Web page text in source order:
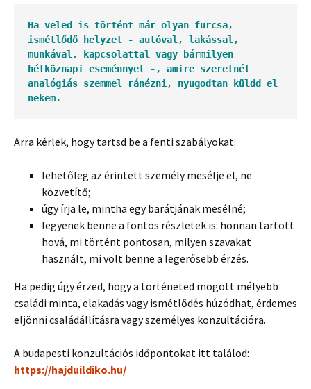
Ha veled is történt már olyan furcsa,
ismétlődő helyzet - autóval, lakással,
munkával, kapcsolattal vagy bármilyen
hétköznapi eseménnyel -, amire szeretnél
analógiás szemmel ránézni, nyugodtan küldd el
nekem.
Arra kérlek, hogy tartsd be a fenti szabályokat:
lehetőleg az érintett személy mesélje el, ne
közvetítő;
úgy írja le, mintha egy barátjának mesélné;
legyenek benne a fontos részletek is: honnan tartott
hová, mi történt pontosan, milyen szavakat
használt, mi volt benne a legerősebb érzés.
Ha pedig úgy érzed, hogy a történeted mögött mélyebb
családi minta, elakadás vagy ismétlődés húzódhat, érdemes
eljönni családállításra vagy személyes konzultációra.
A budapesti konzultációs időpontokat itt találod:
https://hajduildiko.hu/